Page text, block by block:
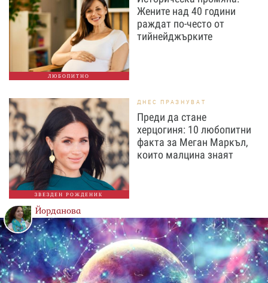
ЛЮБОПИТНО
Жените над 40 години
раждат по-често от
тийнейджърките
ЗВЕЗДЕН РОЖДЕНИК
ДНЕС ПРАЗНУВАТ
Преди да стане
херцогиня: 10 любопитни
факта за Меган Маркъл,
които малцина знаят
Йорданова